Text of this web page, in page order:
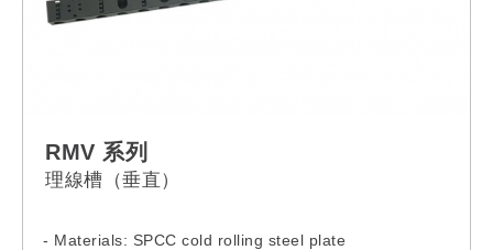
RMV 系列
理線槽（垂直）
- Materials: SPCC cold rolling steel plate